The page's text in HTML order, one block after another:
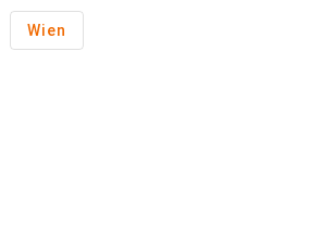
Wien